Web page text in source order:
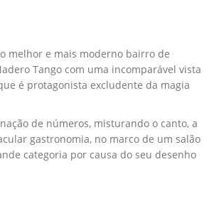
melhor e mais moderno bairro de
Tango com uma incomparável vista
é protagonista excludente da magia
de números, misturando o canto, a
gastronomia, no marco de um salão
categoria por causa do seu desenho